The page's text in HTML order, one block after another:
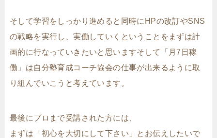
そして学習をしっかり進めると同時にHPの改訂やSNS
の戦略を実行し、実働していくということをまずは計
画的に行なっていきたいと思いますそして「月7日稼
働」は自分塾育成コーチ協会の仕事が出来るように取
り組んでいこうと考えています。
最後にプロまで受講された方には、
まずは「初心を大切にして下さい」とお伝えしたいで